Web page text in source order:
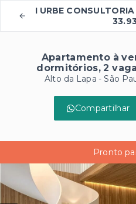
I URBE
Apartamento à
dormitórios, 2
Alto da Lapa - São
Compartilhar
Pronto